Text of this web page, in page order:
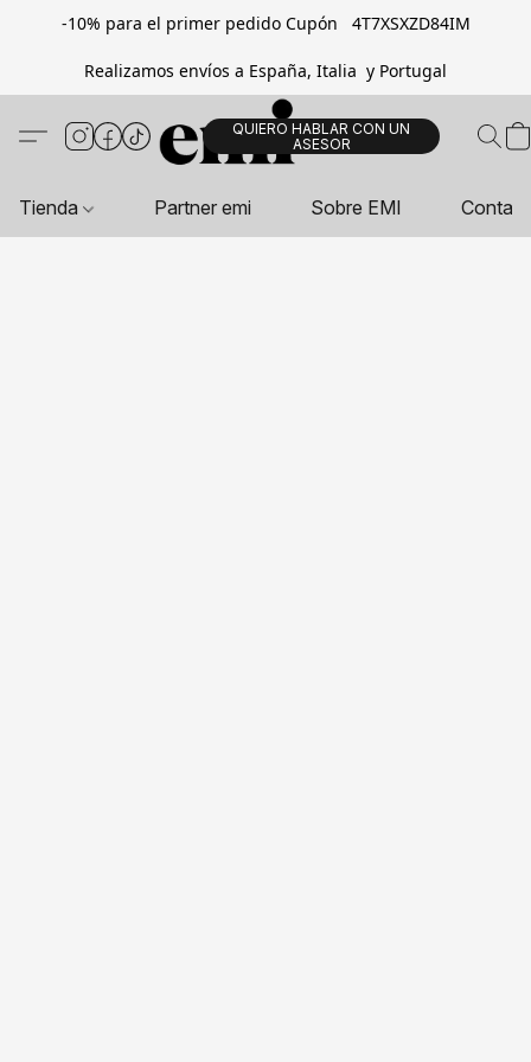
-10% para el primer pedido Cupón 4T7XSXZD84IM
Realizamos envíos a España, Italia y Portugal
QUIERO HABLAR CON UN
ASESOR
Tienda Partner emi Sobre EMI